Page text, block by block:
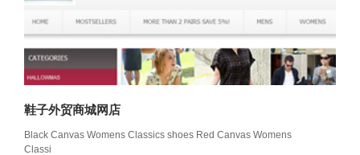
鞋子外贸商城网店
Black Canvas Womens Classics shoes Red Canvas Womens
Classi